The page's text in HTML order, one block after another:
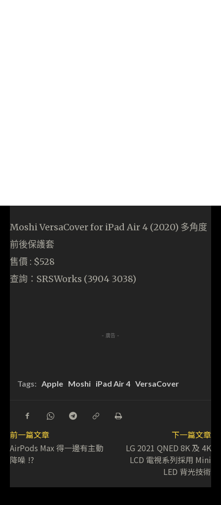
Moshi VersaCover for iPad Air 4 (2020) 多角度
前後保護套
售價 : $528
查詢：SRSWorks (3904 3038)
- 廣告 -
Tags: Apple Moshi iPad Air 4 VersaCover
前一篇文章
AirPods Max 得一邊有主動
降噪 !?
下一篇文章
LG 2021 QNED 8K 及 4K
LCD 電視系列採用 Mini
LED 背光技術